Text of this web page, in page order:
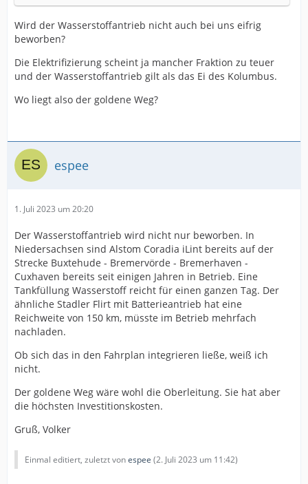
Wird der Wasserstoffantrieb nicht auch bei uns eifrig
beworben?
Die Elektrifizierung scheint ja mancher Fraktion zu teuer
und der Wasserstoffantrieb gilt als das Ei des Kolumbus.
Wo liegt also der goldene Weg?
espee
1. Juli 2023 um 20:20
Der Wasserstoffantrieb wird nicht nur beworben. In
Niedersachsen sind Alstom Coradia iLint bereits auf der
Strecke Buxtehude - Bremervörde - Bremerhaven -
Cuxhaven bereits seit einigen Jahren in Betrieb. Eine
Tankfüllung Wasserstoff reicht für einen ganzen Tag. Der
ähnliche Stadler Flirt mit Batterieantrieb hat eine
Reichweite von 150 km, müsste im Betrieb mehrfach
nachladen.
Ob sich das in den Fahrplan integrieren ließe, weiß ich
nicht.
Der goldene Weg wäre wohl die Oberleitung. Sie hat aber
die höchsten Investitionskosten.
Gruß, Volker
Einmal editiert, zuletzt vonespee (2. Juli 2023 um 11:42)